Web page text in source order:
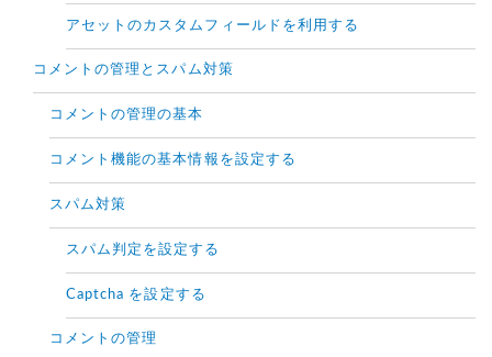
アセットのカスタムフィールドを利用する
コメントの管理とスパム対策
コメントの管理の基本
コメント機能の基本情報を設定する
スパム対策
スパム判定を設定する
Captcha を設定する
コメントの管理